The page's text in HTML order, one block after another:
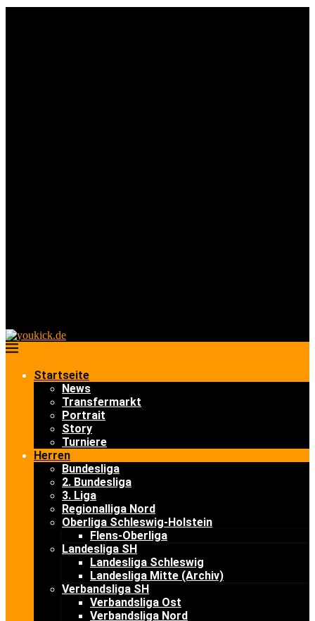
Startseite
News
Transfermarkt
Portrait
Story
Turniere
Herren
Bundesliga
2. Bundesliga
3. Liga
Regionalliga Nord
Oberliga Schleswig-Holstein
Flens-Oberliga
Landesliga SH
Landesliga Schleswig
Landesliga Mitte (Archiv)
Verbandsliga SH
Verbandsliga Ost
Verbandsliga Nord